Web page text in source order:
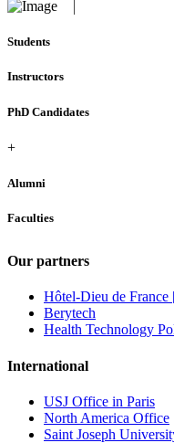
Students
Instructors
PhD Candidates
+
Alumni
Faculties
Our partners
Hôtel-Dieu de
Berytech
Health Technology
International
USJ Office in Paris
North America Office
Saint Joseph